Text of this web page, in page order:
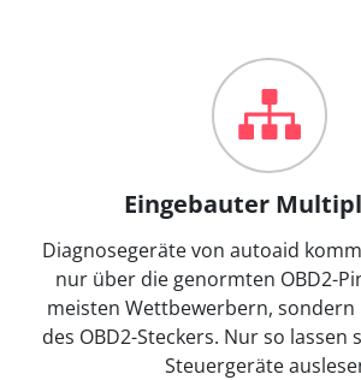
Eingebauter
Diagnosegeräte von autoaid
nur über die genormten OBD2-
meisten Wettbewerbern, sondern
des OBD2-Steckers. Nur so lassen
Steuergeräte